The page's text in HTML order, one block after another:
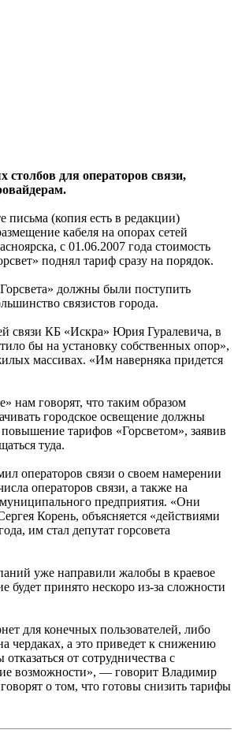
столбов для операторов связи,
письма (копия есть в редакции)
кабеля на опорах сетей
с 01.06.2007 года стоимость
поднял тариф сразу на порядок.
должны были поступить
связистов города.
связи КБ «Искра» Юрия Гуралевича, в
бы на установку собственных опор»,
массивах. «Им наверняка придется
нам говорят, что таким образом
городское освещение должны
тарифов «Горсветом», заявив
туда.
операторов связи о своем намерении
операторов связи, а также на
муниципального предприятия. «Они
Корень, объясняется «действиями
им стал депутат горсовета
уже направили жалобы в краевое
принято нескоро из-за сложности
для конечных пользователей, либо
чердаках, а это приведет к снижению
от сотрудничества с
возможности», — говорит Владимир
о том, что готовы снизить тарифы